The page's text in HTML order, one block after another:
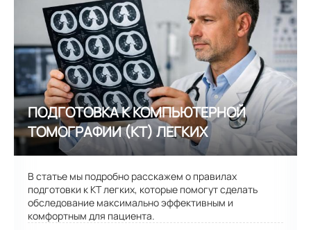
В статье мы подробно расскажем о правилах
подготовки к КТ легких, которые помогут сделать
обследование максимально эффективным и
комфортным для пациента.